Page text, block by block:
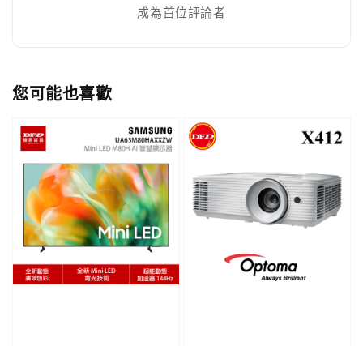
成為首位評論者
您可能也喜歡